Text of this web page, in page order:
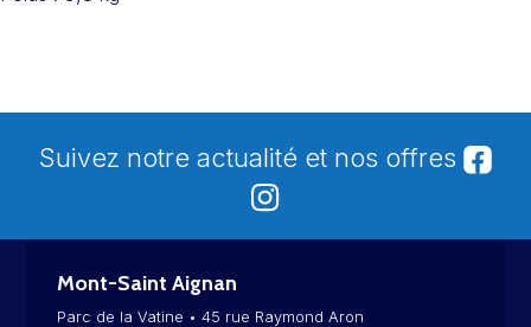
Suivez notre actualité et nos offres
Mont-Saint Aignan
Parc de la Vatine • 45 rue Raymond Aron